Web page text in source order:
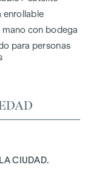
enrollable
mano con bodega
para personas
CIUDAD.